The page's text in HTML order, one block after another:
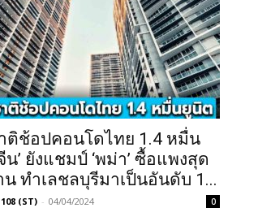
ติช้อปคอนโดไทย 1.4 หมื่น
น’ ยังแชมป์ ‘พม่า’ ซื้อแพงสุด
น ทำเลชลบุรีมาเป็นอันดับ 1...
(ST) - 04/04/2024 0